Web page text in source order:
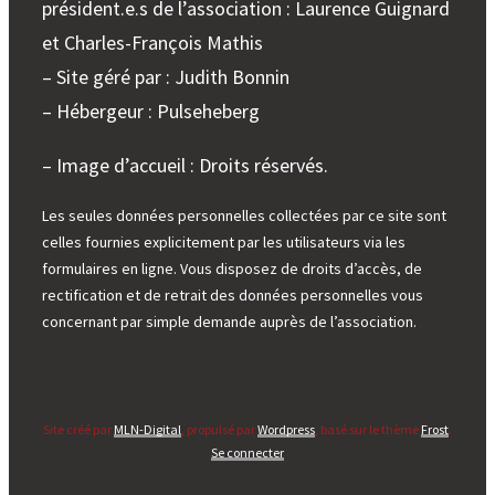
président.e.s de l’association : Laurence Guignard
et Charles-François Mathis
– Site géré par : Judith Bonnin
– Hébergeur : Pulseheberg
– Image d’accueil : Droits réservés.
Les seules données personnelles collectées par ce site sont
celles fournies explicitement par les utilisateurs via les
formulaires en ligne. Vous disposez de droits d’accès, de
rectification et de retrait des données personnelles vous
concernant par simple demande auprès de l’association.
Site créé par MLN-Digital , propulsé parWordpress , basé sur le thème Frost.
Se connecter